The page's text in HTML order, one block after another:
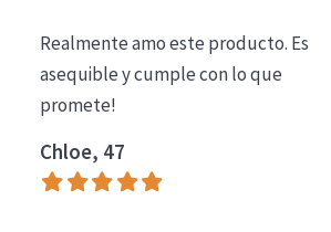
Essentials
Lift+
Expert
Realmente amo este producto. Es
asequible y cumple con lo que
promete!
Chloe, 47